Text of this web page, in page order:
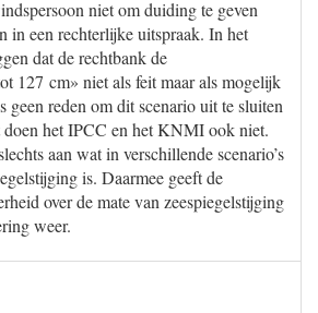
niet om duiding te geven
in een rechterlijke uitspraak. In het
dat de rechtbank de
127 cm» niet als feit maar als mogelijk
geen reden om dit scenario uit te sluiten
het IPCC en het KNMI ook niet.
aan wat in verschillende scenario’s
is. Daarmee geeft de
over de mate van zeespiegelstijging
weer.